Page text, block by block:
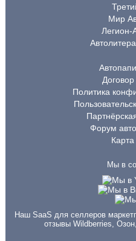
Мир
Легион-
Политика
Форум
Карта
Мы в
Наш SaaS для селлеров
отзывы Wildberries,